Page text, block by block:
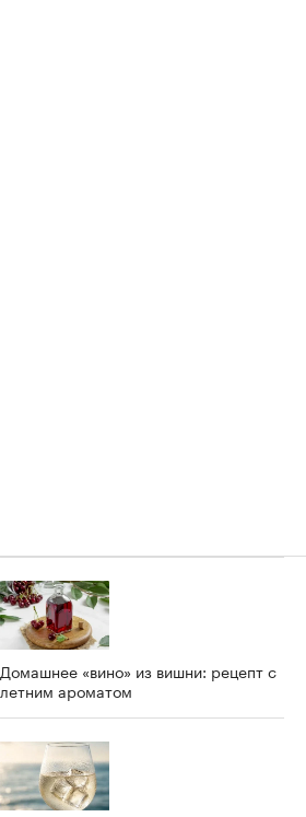
Домашнее «вино» из вишни: рецепт с
летним ароматом